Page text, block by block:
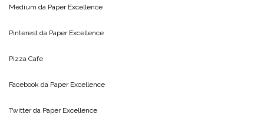
Medium da Paper Excellence
Pinterest da Paper Excellence
Pizza Cafe
Facebook da Paper Excellence
Twitter da Paper Excellence